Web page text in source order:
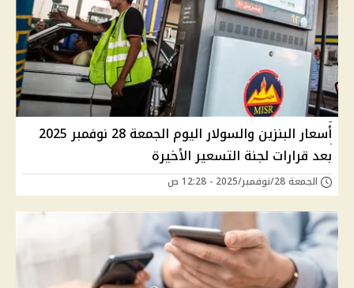
أسعار البنزين والسولار اليوم الجمعة 28 نوفمبر 2025
بعد قرارات لجنة التسعير الأخيرة
الجمعة 28/نوفمبر/2025 - 12:28 ص